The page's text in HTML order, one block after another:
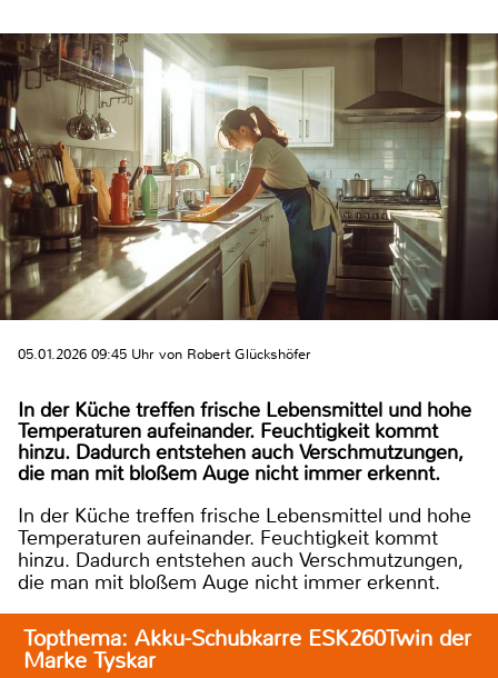
05.01.2026 09:45 Uhr von Robert Glückshöfer
In der Küche treffen frische Lebensmittel und hohe
Temperaturen aufeinander. Feuchtigkeit kommt
hinzu. Dadurch entstehen auch Verschmutzungen,
die man mit bloßem Auge nicht immer erkennt.
In der Küche treffen frische Lebensmittel und hohe
Temperaturen aufeinander. Feuchtigkeit kommt
hinzu. Dadurch entstehen auch Verschmutzungen,
die man mit bloßem Auge nicht immer erkennt.
Topthema: Akku-Schubkarre ESK260Twin der
Marke Tyskar